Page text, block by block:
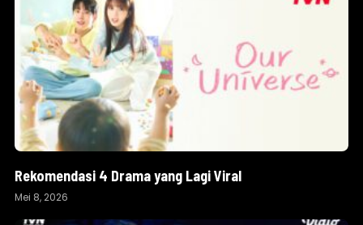
Rekomendasi 4 Drama yang Lagi Viral
Mei 8, 2026